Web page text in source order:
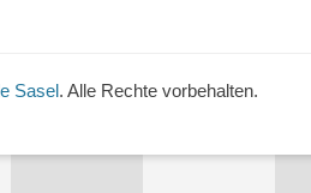
Sasel. Alle Rechte vorbehalten.